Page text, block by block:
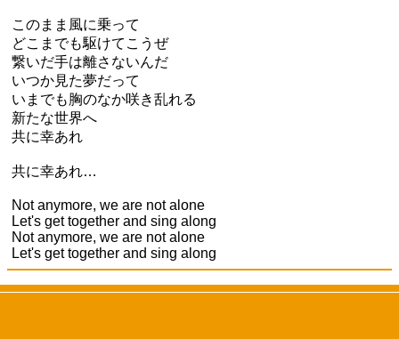
このまま風に乗って
どこまでも駆けてこうぜ
繋いだ手は離さないんだ
いつか見た夢だって
いまでも胸のなか咲き乱れる
新たな世界へ
共に幸あれ
共に幸あれ…
Not anymore, we are not alone
Let's get together and sing along
Not anymore, we are not alone
Let's get together and sing along